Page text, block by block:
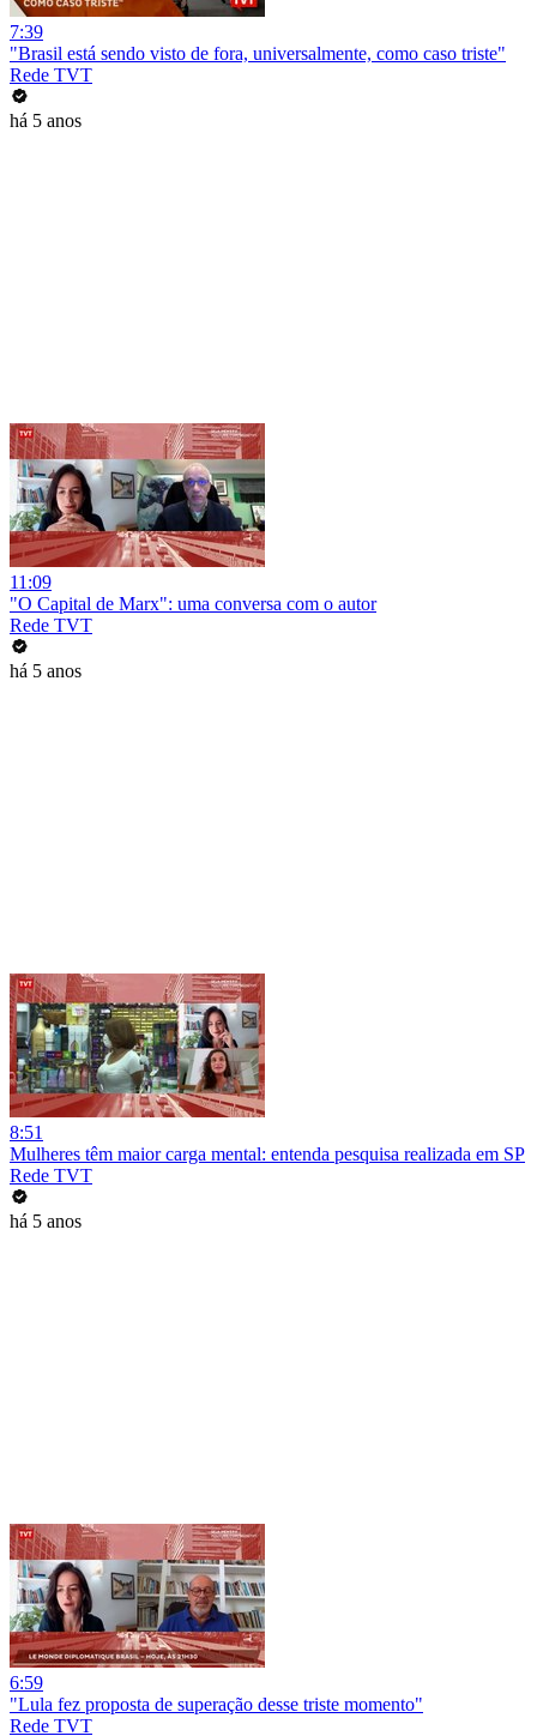
7:39
"Brasil está sendo visto de fora, universalmente, como caso triste"
Rede TVT
há 5 anos
11:09
"O Capital de Marx": uma conversa com o autor
Rede TVT
há 5 anos
8:51
Mulheres têm maior carga mental: entenda pesquisa realizada em SP
Rede TVT
há 5 anos
6:59
"Lula fez proposta de superação desse triste momento"
Rede TVT